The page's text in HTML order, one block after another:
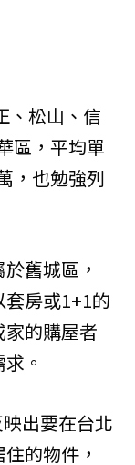
、松山、信
區，平均單
，也勉強列
舊城區，
房或1+1的
的購屋者
。
出要在台北
的物件，